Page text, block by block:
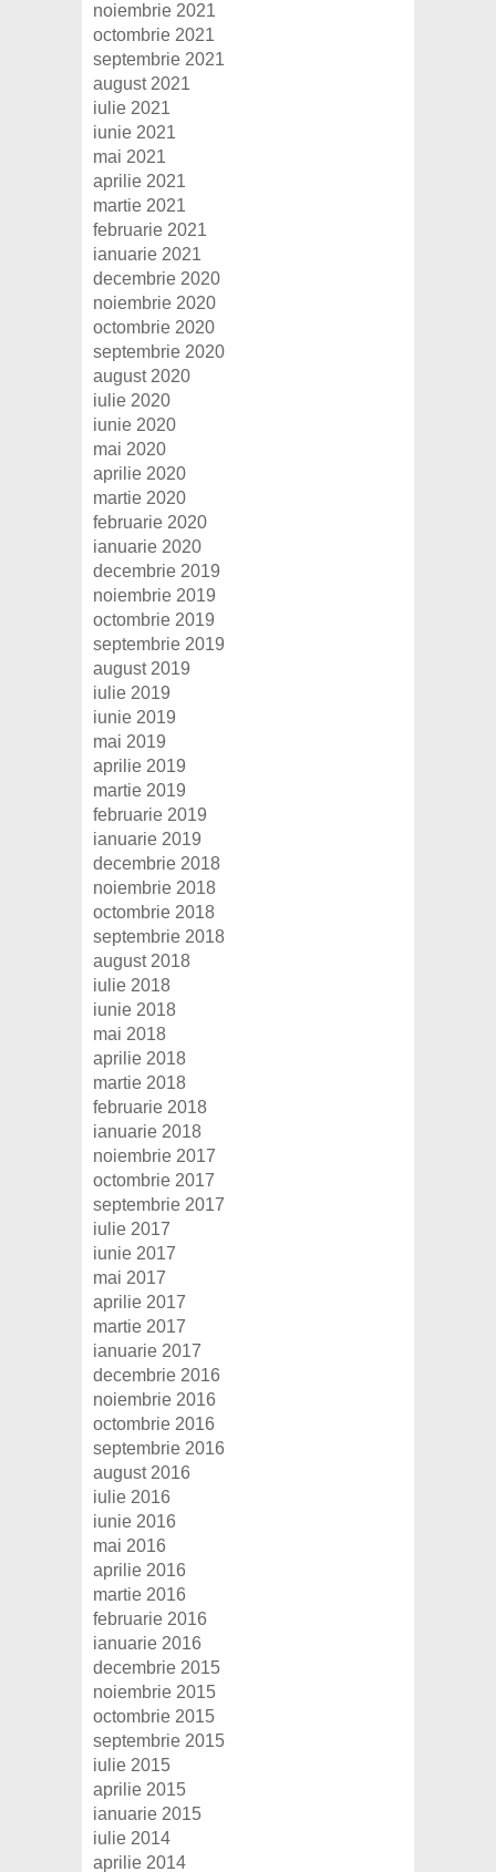
noiembrie 2021
octombrie 2021
septembrie 2021
august 2021
iulie 2021
iunie 2021
mai 2021
aprilie 2021
martie 2021
februarie 2021
ianuarie 2021
decembrie 2020
noiembrie 2020
octombrie 2020
septembrie 2020
august 2020
iulie 2020
iunie 2020
mai 2020
aprilie 2020
martie 2020
februarie 2020
ianuarie 2020
decembrie 2019
noiembrie 2019
octombrie 2019
septembrie 2019
august 2019
iulie 2019
iunie 2019
mai 2019
aprilie 2019
martie 2019
februarie 2019
ianuarie 2019
decembrie 2018
noiembrie 2018
octombrie 2018
septembrie 2018
august 2018
iulie 2018
iunie 2018
mai 2018
aprilie 2018
martie 2018
februarie 2018
ianuarie 2018
noiembrie 2017
octombrie 2017
septembrie 2017
iulie 2017
iunie 2017
mai 2017
aprilie 2017
martie 2017
ianuarie 2017
decembrie 2016
noiembrie 2016
octombrie 2016
septembrie 2016
august 2016
iulie 2016
iunie 2016
mai 2016
aprilie 2016
martie 2016
februarie 2016
ianuarie 2016
decembrie 2015
noiembrie 2015
octombrie 2015
septembrie 2015
iulie 2015
aprilie 2015
ianuarie 2015
iulie 2014
aprilie 2014